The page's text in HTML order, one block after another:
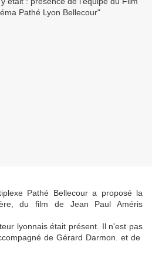
Pathé Bellecour a proposé la
du film de Jean Paul Améris
lyonnais était présent. Il n'est pas
de Gérard Darmon. et de